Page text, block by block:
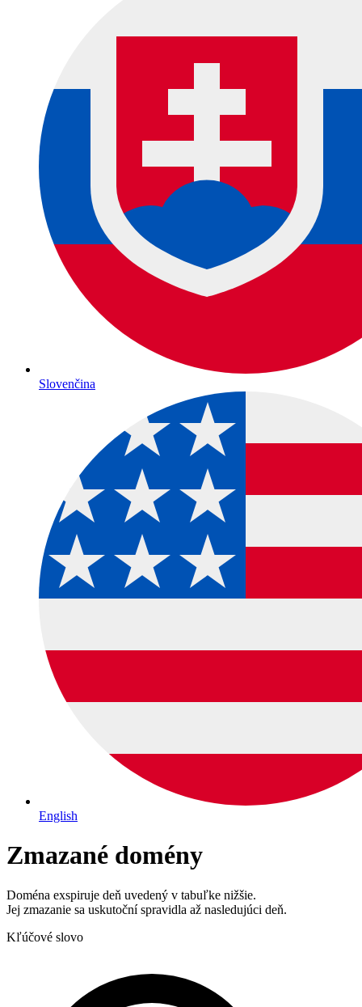
Slovenčina
English
Zmazané domény
Doména exspiruje deň uvedený v tabuľke nižšie.
Jej zmazanie sa uskutoční spravidla až nasledujúci deň.
Kľúčové slovo